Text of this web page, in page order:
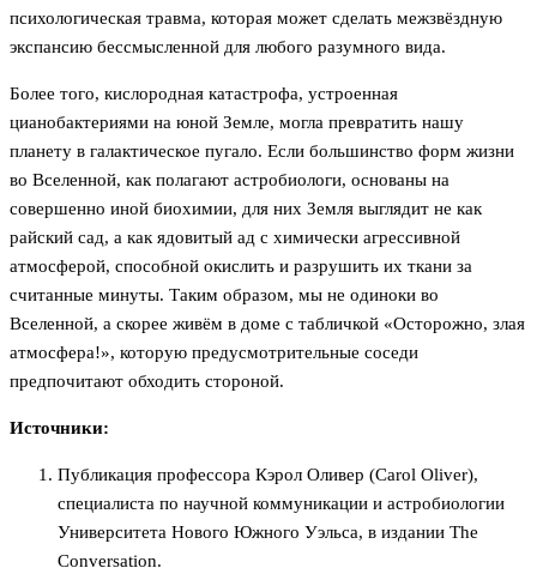
психологическая травма, которая может сделать межзвёздную
экспансию бессмысленной для любого разумного вида.
Более того, кислородная катастрофа, устроенная
цианобактериями на юной Земле, могла превратить нашу
планету в галактическое пугало. Если большинство форм жизни
во Вселенной, как полагают астробиологи, основаны на
совершенно иной биохимии, для них Земля выглядит не как
райский сад, а как ядовитый ад с химически агрессивной
атмосферой, способной окислить и разрушить их ткани за
считанные минуты. Таким образом, мы не одиноки во
Вселенной, а скорее живём в доме с табличкой «Осторожно, злая
атмосфера!», которую предусмотрительные соседи
предпочитают обходить стороной.
Источники:
Публикация профессора Кэрол Оливер (Carol Oliver),
специалиста по научной коммуникации и астробиологии
Университета Нового Южного Уэльса, в издании The
Conversation.